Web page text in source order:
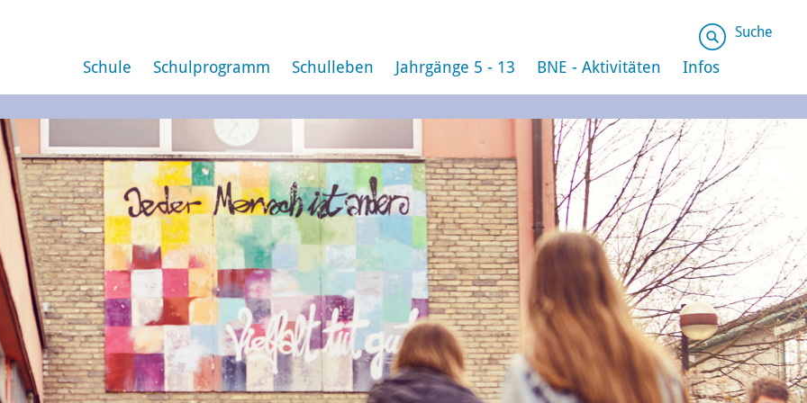
Schule Schulprogramm Schulleben Jahrgänge 5 - 13 BNE - Aktivitäten Infos
Suche